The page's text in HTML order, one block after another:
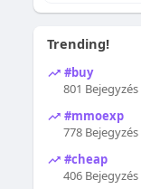
Trending!
#buy
801 Bejegyzés
#mmoexp
778 Bejegyzés
#cheap
406 Bejegyzés